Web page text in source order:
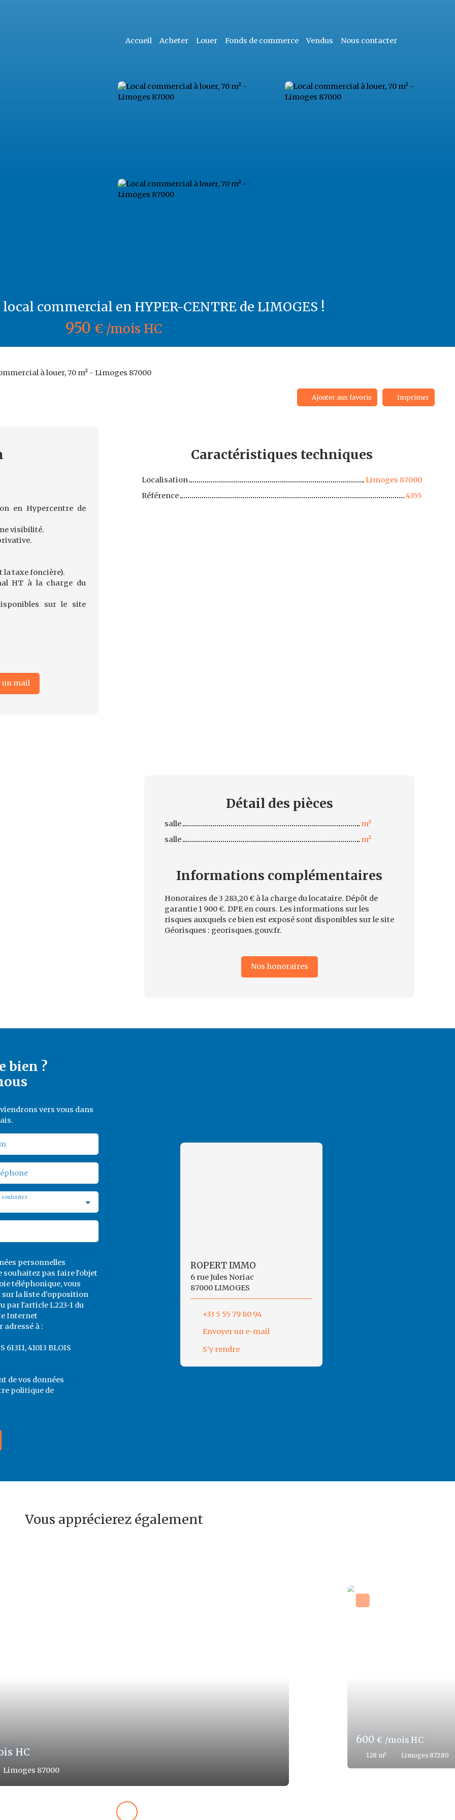
Accueil Acheter Louer Fonds de commerce Vendus Nous contacter
commercial en HYPER-CENTRE de LIMOGES !
950 € /mois HC
à louer, 70 m² - Limoges 87000
Ajouter aux favoris Imprimer
en Hypercentre de
visibilité.
la taxe foncière).
HT à la charge du
sur le site
un mail
Caractéristiques techniques
Localisation
Limoges 87000
Référence
4355
Détail des pièces
salle
m²
salle
m²
Informations complémentaires
Honoraires de 3 283,20 € à la charge du locataire. Dépôt de
garantie 1 900 €. DPE en cours. Les informations sur les
risques auxquels ce bien est exposé sont disponibles sur le site
Géorisques : georisques.gouv.fr.
Nos honoraires
bien ?
vers vous dans
souhaitez
personnelles
souhaitez pas faire l'objet
téléphonique, vous
la liste d'opposition
par l'article L223-1 du
Internet
à :
41013 BLOIS
de vos données
politique de
ROPERT IMMO
6 rue Jules Noriac
87000 LIMOGES
+33 5 55 79 80 94
Envoyer un e-mail
S'y rendre
Vous apprécierez également
HC
Limoges 87280
600 € /mois HC
95m² Limoges 87280